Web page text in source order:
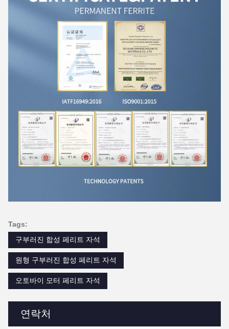
연락처
Tags:
구부러진 합성 페리트 자석
원형 구부러진 합성 페리트 자석
오토바이 모터 페리트 자석